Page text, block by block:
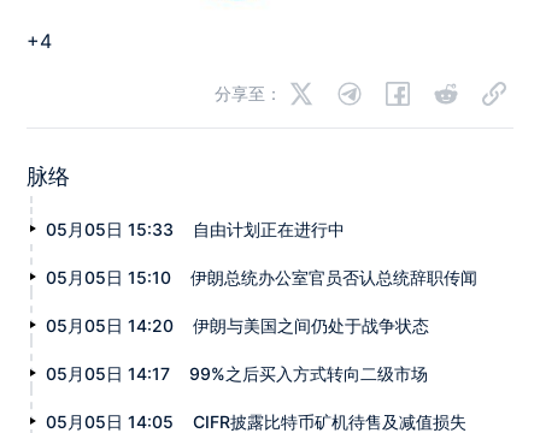
+4
分享至：
脉络
05月05日 15:33 自由计划正在进行中
05月05日 15:10 伊朗总统办公室官员否认总统辞职传闻
05月05日 14:20 伊朗与美国之间仍处于战争状态
05月05日 14:17 99%之后买入方式转向二级市场
05月05日 14:05 CIFR披露比特币矿机待售及减值损失